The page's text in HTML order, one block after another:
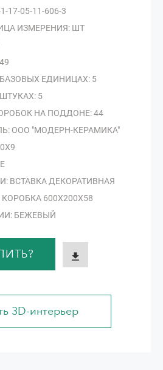
17-05-11-606-3
ИЗМЕРЕНИЯ: ШТ
ЕДИНИЦАХ: 5
5
НА ПОДДОНЕ: 44
ООО "МОДЕРН-КЕРАМИКА"
ВСТАВКА ДЕКОРАТИВНАЯ
600Х200Х58
БЕЖЕВЫЙ
3D-интерьер